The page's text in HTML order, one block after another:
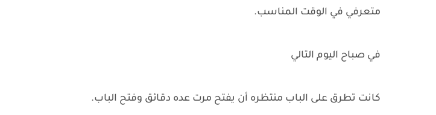
متعرفي في الوقت المناسب.
في صباح اليوم التالي
كانت تطرق على الباب منتظره أن يفتح مرت عده دقائق وفتح الباب.